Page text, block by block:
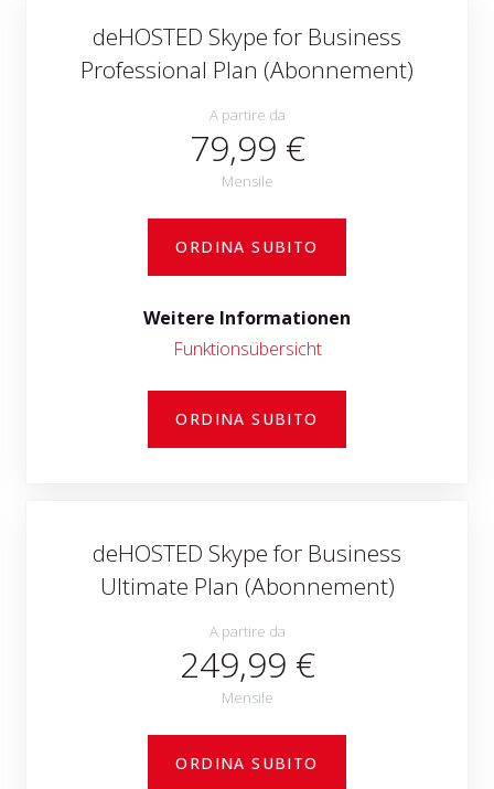
deHOSTED Skype for Business
Professional Plan (Abonnement)
A partire da
79,99 €
Mensile
ORDINA SUBITO
Weitere Informationen
Funktionsübersicht
ORDINA SUBITO
deHOSTED Skype for Business
Ultimate Plan (Abonnement)
A partire da
249,99 €
Mensile
ORDINA SUBITO